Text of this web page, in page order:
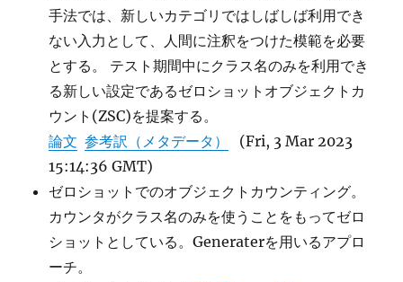
手法では、新しいカテゴリではしばしば利用でき
ない入力として、人間に注釈をつけた模範を必要
とする。 テスト期間中にクラス名のみを利用でき
る新しい設定であるゼロショットオブジェクトカ
ウント(ZSC)を提案する。
論文 参考訳（メタデータ）
(Fri, 3 Mar 2023
15:14:36 GMT)
ゼロショットでのオブジェクトカウンティング。
カウンタがクラス名のみを使うことをもってゼロ
ショットとしている。Generaterを用いるアプロ
ーチ。